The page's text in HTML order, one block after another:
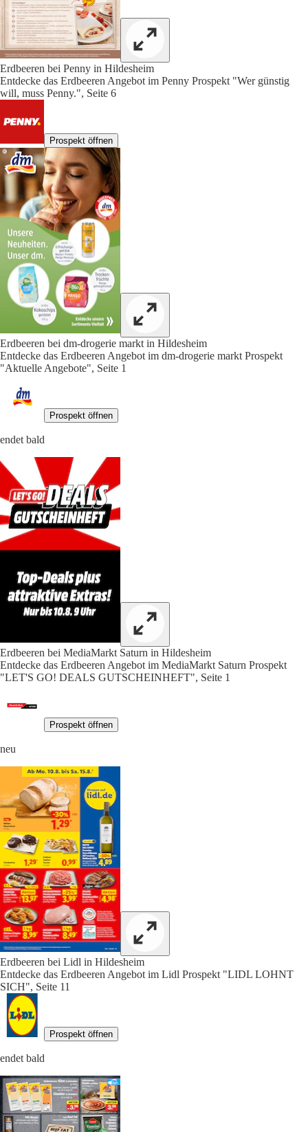
Erdbeeren bei Penny in Hildesheim
Entdecke das Erdbeeren Angebot im Penny Prospekt "Wer günstig
will, muss Penny.", Seite 6
Prospekt öffnen
Erdbeeren bei dm-drogerie markt in Hildesheim
Entdecke das Erdbeeren Angebot im dm-drogerie markt Prospekt
"Aktuelle Angebote", Seite 1
Prospekt öffnen
endet bald
Erdbeeren bei MediaMarkt Saturn in Hildesheim
Entdecke das Erdbeeren Angebot im MediaMarkt Saturn Prospekt
"LET'S GO! DEALS GUTSCHEINHEFT", Seite 1
Prospekt öffnen
neu
Erdbeeren bei Lidl in Hildesheim
Entdecke das Erdbeeren Angebot im Lidl Prospekt "LIDL LOHNT
SICH", Seite 11
Prospekt öffnen
endet bald